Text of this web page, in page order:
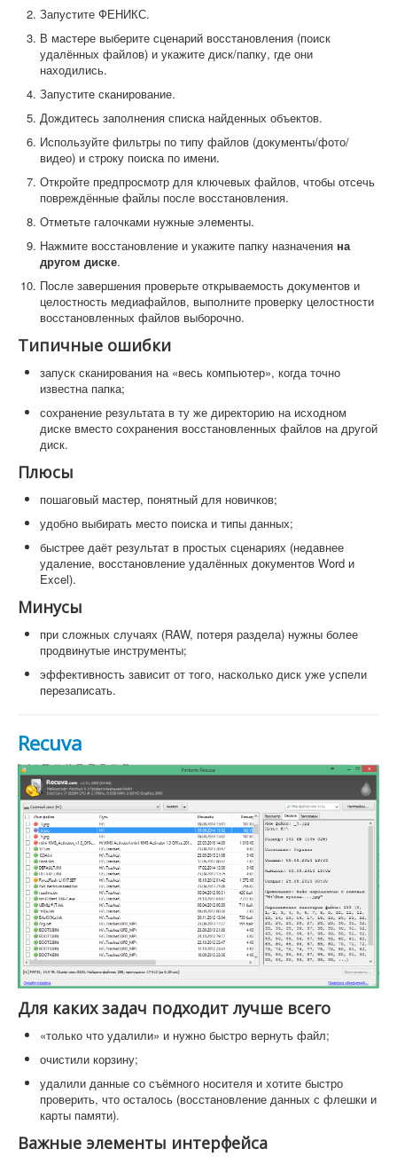
Запустите ФЕНИКС.
В мастере выберите сценарий восстановления (поиск
удалённых файлов) и укажите диск/папку, где они
находились.
Запустите сканирование.
Дождитесь заполнения списка найденных объектов.
Используйте фильтры по типу файлов (документы/фото/
видео) и строку поиска по имени.
Откройте предпросмотр для ключевых файлов, чтобы отсечь
повреждённые файлы после восстановления.
Отметьте галочками нужные элементы.
Нажмите восстановление и укажите папку назначения на
другом диске.
После завершения проверьте открываемость документов и
целостность медиафайлов, выполните проверку целостности
восстановленных файлов выборочно.
Типичные ошибки
запуск сканирования на «весь компьютер», когда точно
известна папка;
сохранение результата в ту же директорию на исходном
диске вместо сохранения восстановленных файлов на другой
диск.
Плюсы
пошаговый мастер, понятный для новичков;
удобно выбирать место поиска и типы данных;
быстрее даёт результат в простых сценариях (недавнее
удаление, восстановление удалённых документов Word и
Excel).
Минусы
при сложных случаях (RAW, потеря раздела) нужны более
продвинутые инструменты;
эффективность зависит от того, насколько диск уже успели
перезаписать.
Recuva
Для каких задач подходит лучше всего
«только что удалили» и нужно быстро вернуть файл;
очистили корзину;
удалили данные со съёмного носителя и хотите быстро
проверить, что осталось (восстановление данных с флешки и
карты памяти).
Важные элементы интерфейса